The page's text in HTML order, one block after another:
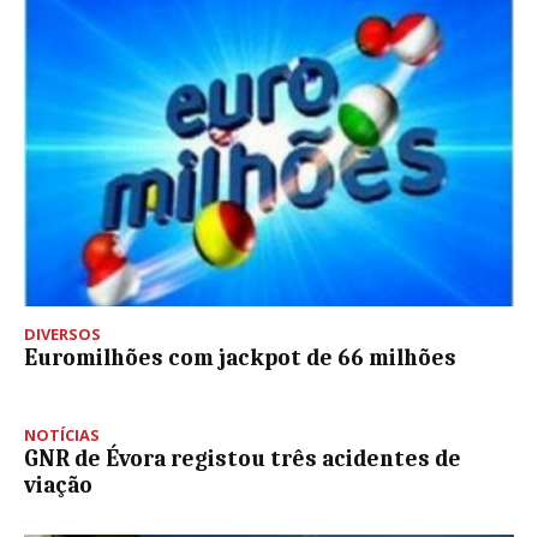
DIVERSOS
Euromilhões com jackpot de 66 milhões
NOTÍCIAS
GNR de Évora registou três acidentes de
viação